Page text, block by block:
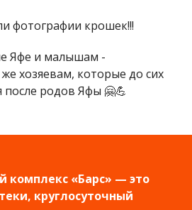
фотографии крошек!!!
Яфе и малышам -
хозяевам, которые до сих
после родов Яфы 🤗💪
комплекс «Барс» — это
круглосуточный